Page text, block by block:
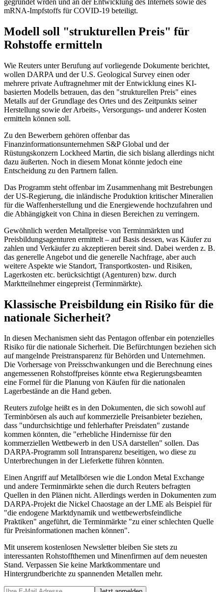
mRNA-Impfstoffs für COVID-19 beteiligt.
Modell soll "strukturellen Preis" für
Rohstoffe ermitteln
Wie Reuters unter Berufung auf vorliegende Dokumente berichtet,
wollen DARPA und der U.S. Geological Survey einen oder
mehrere private Auftragnehmer mit der Entwicklung eines KI-
basierten Modells betrauen, das den "strukturellen Preis" eines
Metalls auf der Grundlage des Ortes und des Zeitpunkts seiner
Herstellung sowie der Arbeits-, Versorgungs- und anderer Kosten
ermitteln können soll.
Zu den Bewerbern gehören offenbar das
Finanzinformationsunternehmen S&P Global und der
Rüstungskonzern Lockheed Martin, die sich bislang allerdings nicht
dazu äußerten. Noch in diesem Monat könnte jedoch eine
Entscheidung zu den Partnern fallen.
Das Programm steht offenbar im Zusammenhang mit Bestrebungen
der US-Regierung, die inländische Produktion kritischer Mineralien
für die Waffenherstellung und die Energiewende hochzufahren und
die Abhängigkeit von China in diesen Bereichen zu verringern.
Gewöhnlich werden Metallpreise von Terminmärkten und
Preisbildungsagenturen ermittelt – auf Basis dessen, was Käufer zu
zahlen und Verkäufer zu akzeptieren bereit sind. Dabei werden z. B.
das generelle Angebot und die generelle Nachfrage, aber auch
weitere Aspekte wie Standort, Transportkosten- und Risiken,
Lagerkosten etc. berücksichtigt (Agenturen) bzw. durch
Marktteilnehmer eingepreist (Terminmärkte).
Klassische Preisbildung ein Risiko für die
nationale Sicherheit?
In diesen Mechanismen sieht das Pentagon offenbar ein potenzielles
Risiko für die nationale Sicherheit. Die Befürchtungen beziehen sich
auf mangelnde Preistransparenz für Behörden und Unternehmen.
Die Vorhersage von Preisschwankungen und die Berechnung eines
angemessenen Rohstoffpreises könnte etwa Regierungsbeamten
eine Formel für die Planung von Käufen für die nationalen
Lagerbestände an die Hand geben.
Reuters zufolge heißt es in den Dokumenten, die sich sowohl auf
Terminbörsen als auch auf kommerzielle Preisanbieter beziehen,
dass "undurchsichtige und fehlerhafter Preisdaten" zustande
kommen könnten, die "erhebliche Hindernisse für den
kommerziellen Wettbewerb in den USA darstellen" sollen. Das
DARPA-Programm soll Intransparenz beseitigen, wo diese zu
Unterbrechungen in der Lieferkette führen könnten.
Einen Angriff auf Metallbörsen wie die London Metal Exchange
und andere Terminmärkte sehen die durch Reuters befragten
Quellen in den Plänen nicht. Allerdings werden in Dokumenten zum
DARPA-Projekt die Nickel Chaostage an der LME als Beispiel für
"die endogene Marktdynamik und wettbewerbsfeindliche
Praktiken" angeführt, die Terminmärkte "zu einer schlechten Quelle
für Preisinformationen machen können".
Mit unserem kostenlosen Newsletter bleiben Sie stets zu
interessanten Rohstoffthemen und Minenfirmen auf dem neuesten
Stand. Verpassen Sie keine Marktkommentare und
Hintergrundberichte zu spannenden Metallen mehr.